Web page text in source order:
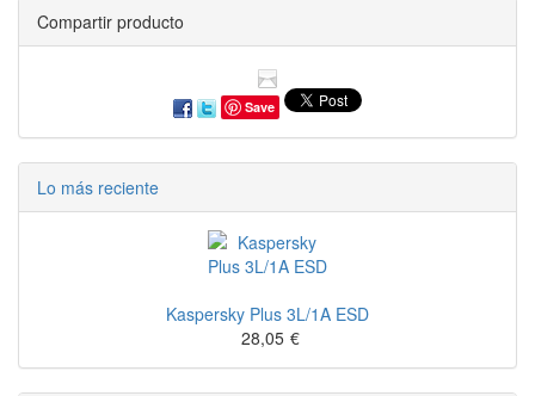
Compartir producto
Save
Lo más reciente
Kaspersky Plus 3L/1A ESD
28,05 €